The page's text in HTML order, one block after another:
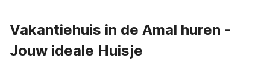
Vakantiehuis in de Amal huren -
Jouw ideale Huisje